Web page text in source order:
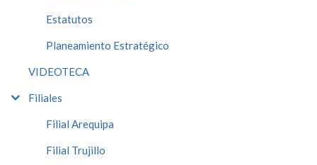
Estatutos
Planeamiento Estratégico
VIDEOTECA
Filiales
Filial Arequipa
Filial Trujillo